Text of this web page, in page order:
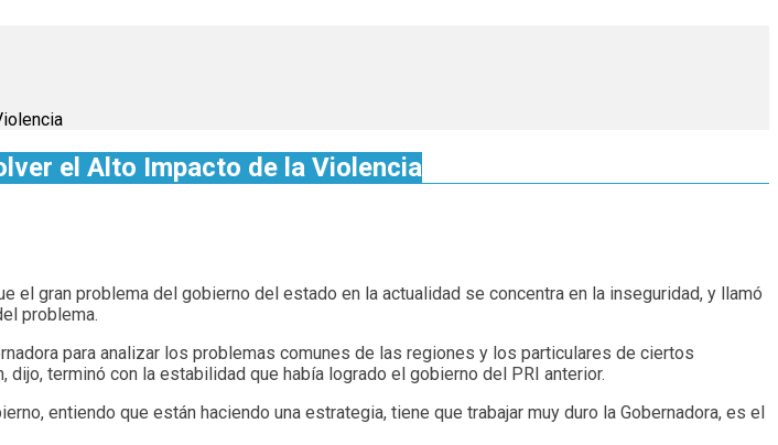
el Alto Impacto de la Violencia
el gran problema del gobierno del estado en la actualidad se concentra en la inseguridad, y llamó
problema.
para analizar los problemas comunes de las regiones y los particulares de ciertos
terminó con la estabilidad que había logrado el gobierno del PRI anterior.
entiendo que están haciendo una estrategia, tiene que trabajar muy duro la Gobernadora, es el